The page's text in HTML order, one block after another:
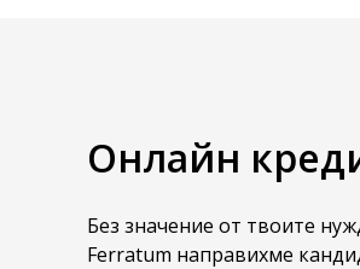
Онлайн
Без значение от твоите
Ferratum направихме